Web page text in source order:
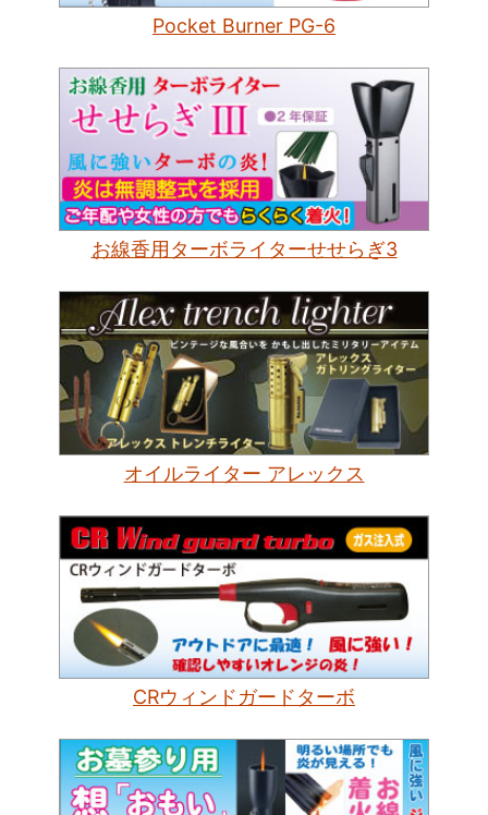
Pocket Burner PG-6
お線香用ターボライターせせらぎ3
オイルライター アレックス
CRウィンドガードターボ